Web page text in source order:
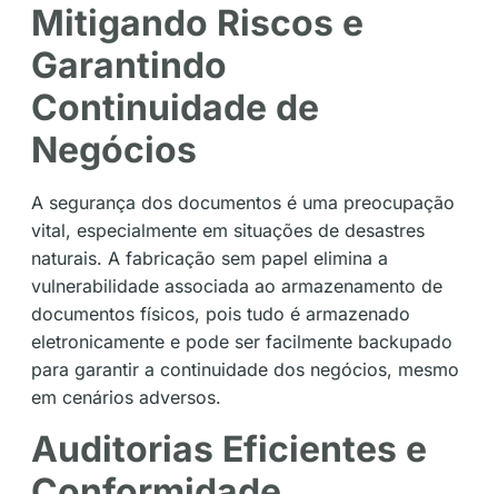
Mitigando Riscos e
Garantindo
Continuidade de
Negócios
A segurança dos documentos é uma preocupação
vital, especialmente em situações de desastres
naturais. A fabricação sem papel elimina a
vulnerabilidade associada ao armazenamento de
documentos físicos, pois tudo é armazenado
eletronicamente e pode ser facilmente backupado
para garantir a continuidade dos negócios, mesmo
em cenários adversos.
Auditorias Eficientes e